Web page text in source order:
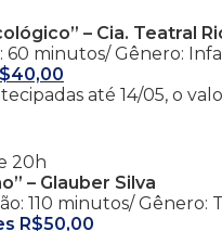
– Cia. Teatral
60 minutos/ Gênero:
até 14/05, o
20h
– Glauber Silva
110 minutos/ Gênero:
R$50,00